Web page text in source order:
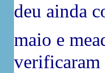
deu ainda
maio e
verificaram